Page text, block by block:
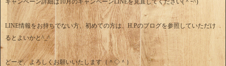
LINE情報をお持ちでない方、初めての方は、H.Pのブログを参照していただけ
るとよいかと^_^
どーぞ、よろしくお願いいたします（＾◇＾）